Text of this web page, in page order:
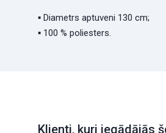
▪ Diametrs aptuveni 130 cm;
▪ 100 % poliesters.
Klienti, kuri iegādājās